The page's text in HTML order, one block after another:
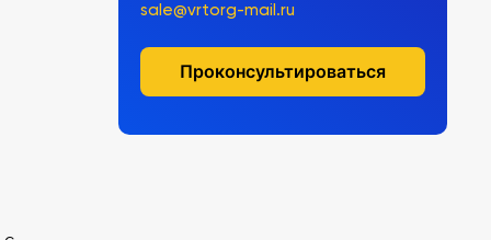
sale@vrtorg-mail.ru
Проконсультироваться